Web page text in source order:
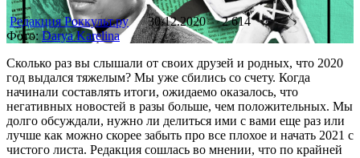
Редакция Роккульт.ру 30.12.2020
2 614
Фото:Darya Karelina
Сколько раз вы слышали от своих друзей и родных, что 2020
год выдался тяжелым? Мы уже сбились со счету. Когда
начинали составлять итоги, ожидаемо оказалось, что
негативных новостей в разы больше, чем положительных. Мы
долго обсуждали, нужно ли делиться ими с вами еще раз или
лучше как можно скорее забыть про все плохое и начать 2021 с
чистого листа. Редакция сошлась во мнении, что по крайней